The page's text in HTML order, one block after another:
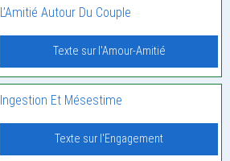
L’Amitié Autour Du Couple
Texte sur l'Amour-Amitié
Ingestion Et Mésestime
Texte sur l'Engagement